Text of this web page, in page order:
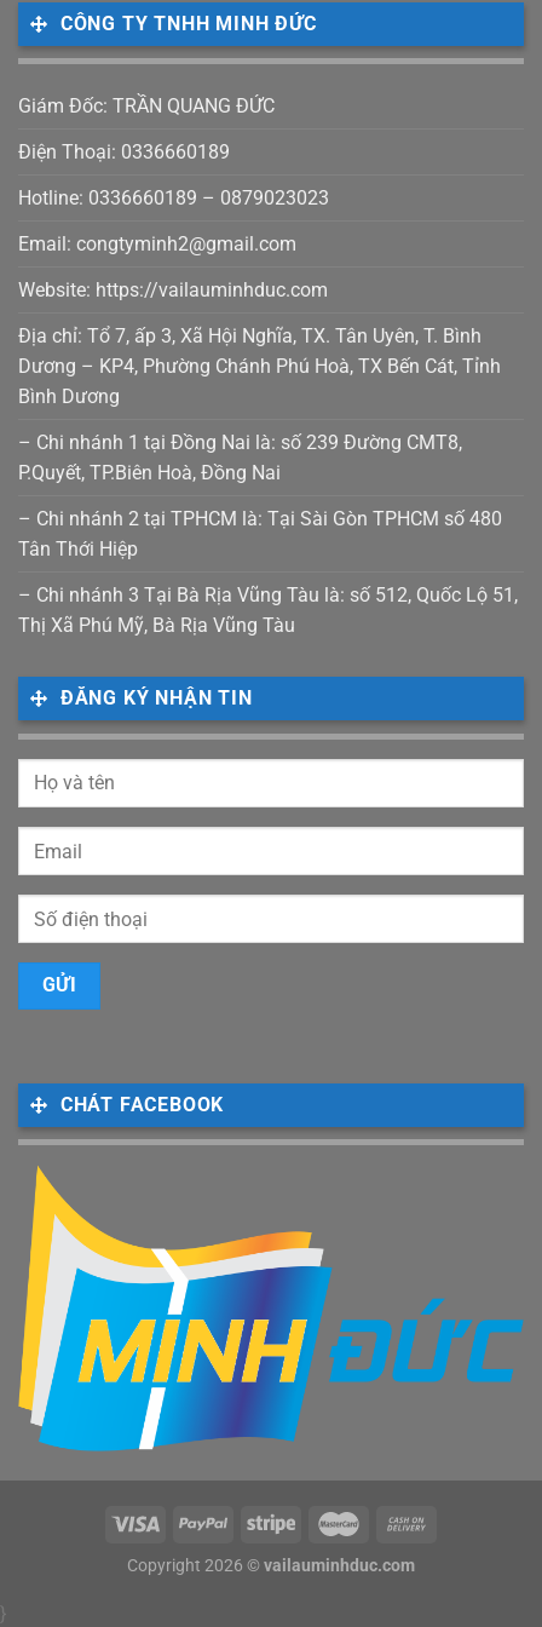
CÔNG TY TNHH MINH ĐỨC
Giám Đốc: TRẦN QUANG ĐỨC
Điện Thoại: 0336660189
Hotline: 0336660189 – 0879023023
Email: congtyminh2@gmail.com
Website: https://vailauminhduc.com
Địa chỉ: Tổ 7, ấp 3, Xã Hội Nghĩa, TX. Tân Uyên, T. Bình
Dương – KP4, Phường Chánh Phú Hoà, TX Bến Cát, Tỉnh
Bình Dương
– Chi nhánh 1 tại Đồng Nai là: số 239 Đường CMT8,
P.Quyết, TP.Biên Hoà, Đồng Nai
– Chi nhánh 2 tại TPHCM là: Tại Sài Gòn TPHCM số 480
Tân Thới Hiệp
– Chi nhánh 3 Tại Bà Rịa Vũng Tàu là: số 512, Quốc Lộ 51,
Thị Xã Phú Mỹ, Bà Rịa Vũng Tàu
ĐĂNG KÝ NHẬN TIN
CHÁT FACEBOOK
Copyright 2026 © vailauminhduc.com
}